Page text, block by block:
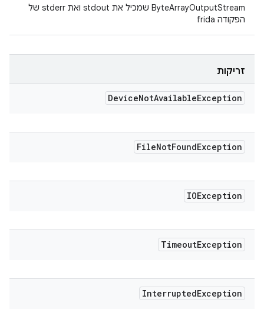
ByteArrayOutputStream שמכיל את stdout ואת stderr של
הפקודה frida
זריקות
DeviceNotAvailableException
FileNotFoundException
IOException
TimeoutException
InterruptedException